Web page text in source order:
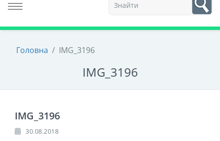
Toggle navigation
1
Головна / IMG_3196
IMG_3196
IMG_3196
30.08.2018